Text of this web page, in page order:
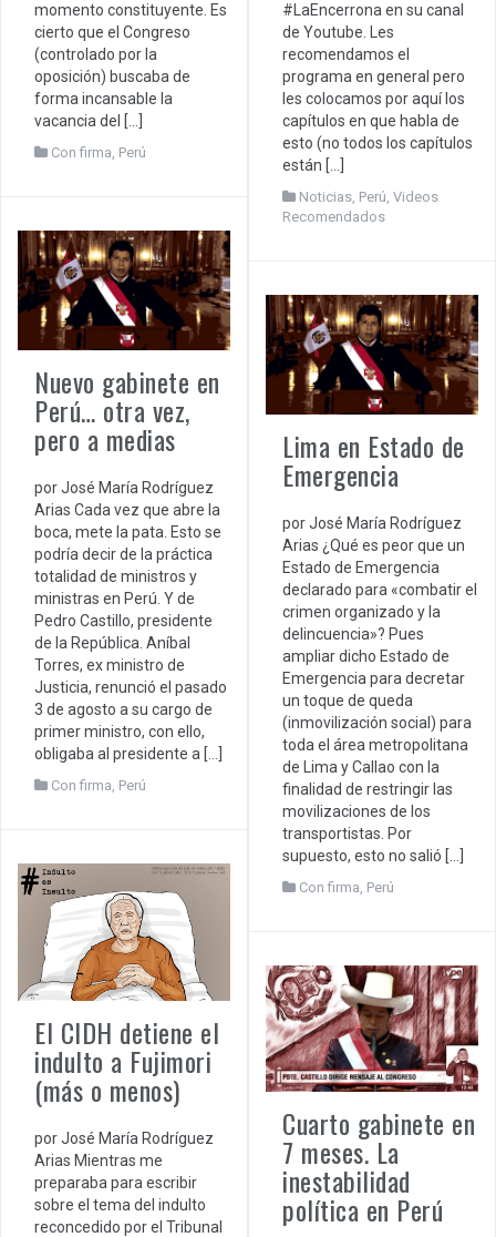
momento constituyente. Es
cierto que el Congreso
(controlado por la
oposición) buscaba de
forma incansable la
vacancia del […]
Con firma, Perú
#LaEncerrona en su canal
de Youtube. Les
recomendamos el
programa en general pero
les colocamos por aquí los
capítulos en que habla de
esto (no todos los capítulos
están […]
Noticias, Perú, Videos
Recomendados
Nuevo gabinete en
Perú… otra vez,
pero a medias
por José María Rodríguez
Arias Cada vez que abre la
boca, mete la pata. Esto se
podría decir de la práctica
totalidad de ministros y
ministras en Perú. Y de
Pedro Castillo, presidente
de la República. Aníbal
Torres, ex ministro de
Justicia, renunció el pasado
3 de agosto a su cargo de
primer ministro, con ello,
obligaba al presidente a […]
Con firma, Perú
Lima en Estado de
Emergencia
por José María Rodríguez
Arias ¿Qué es peor que un
Estado de Emergencia
declarado para «combatir el
crimen organizado y la
delincuencia»? Pues
ampliar dicho Estado de
Emergencia para decretar
un toque de queda
(inmovilización social) para
toda el área metropolitana
de Lima y Callao con la
finalidad de restringir las
movilizaciones de los
transportistas. Por
supuesto, esto no salió […]
Con firma, Perú
El CIDH detiene el
indulto a Fujimori
(más o menos)
por José María Rodríguez
Arias Mientras me
preparaba para escribir
sobre el tema del indulto
reconcedido por el Tribunal
Cuarto gabinete en
7 meses. La
inestabilidad
política en Perú